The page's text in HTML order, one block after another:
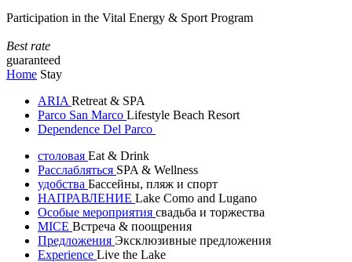
Participation in the Vital Energy & Sport Program
Best rate
guaranteed
Home Stay
ARIA Retreat & SPA
Parco San Marco Lifestyle Beach Resort
Dependence Del Parco
столовая Eat & Drink
Расслабляться SPA & Wellness
удобства Бассейны, пляж и спорт
НАПРАВЛЕНИЕ Lake Como and Lugano
Особые мероприятия свадьба и торжества
MICE Встреча & поощрения
Предложения Эксклюзивные предложения
Experience Live the Lake